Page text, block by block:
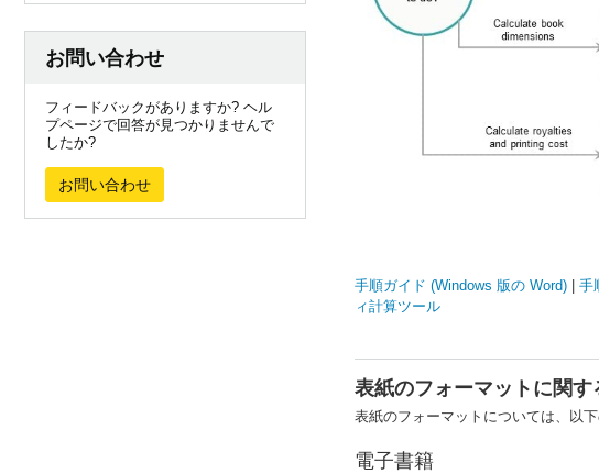
お問い合わせ
フィードバックがありますか? ヘル
プページで回答が見つかりませんで
したか?
お問い合わせ
手順ガイド (Windows 版の Word) | 手
ィ計算ツール
表紙のフォーマットに関す
表紙のフォーマットについては、以
電子書籍